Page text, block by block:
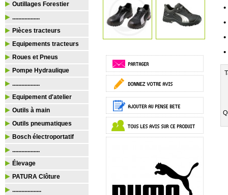
Outillages Forestier
..................
Pièces tracteurs
Equipements tracteurs
Roues et Pneus
Pompe Hydraulique
..................
Equipement d'atelier
Outils à main
Outils pneumatiques
Bosch électroportatif
..................
Élevage
PATURA Clôture
...................